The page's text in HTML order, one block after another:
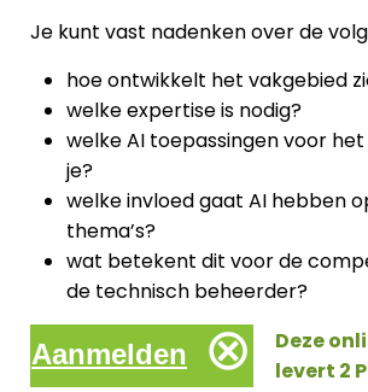
Je kunt vast nadenken over de
hoe ontwikkelt het vakgebied
welke expertise is nodig?
welke AI toepassingen voor
je?
welke invloed gaat AI hebben
thema’s?
wat betekent dit voor de
de technisch beheerder?
Aanmelden ⊗
Deze
levert 2